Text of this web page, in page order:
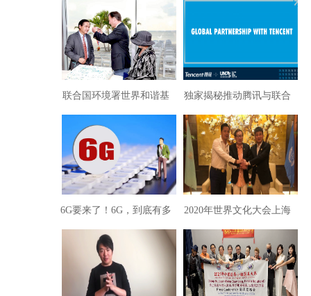
关系与网络化区域建设
联合国环境署世界和谐基
金会荣获美国世界和平奖
独家揭秘推动腾讯与联合
国合作的幕后人物
6G要来了！6G，到底有多
6？
2020年世界文化大会上海
启动